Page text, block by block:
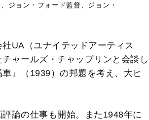
ジョン・フォード監督、ジョン・
UA（ユナイテッドアーティス
ャールズ・チャップリンと会談し
』（1939）の邦題を考え、大ヒ
論の仕事も開始。また1948年に